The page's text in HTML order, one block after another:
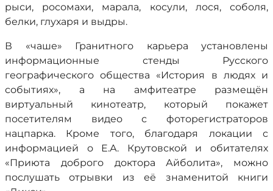
рыси, росомахи, марала, косули, лося, соболя,
белки, глухаря и выдры.
В «чаше» Гранитного карьера установлены
информационные стенды Русского
географического общества «История в людях и
событиях», а на амфитеатре размещён
виртуальный кинотеатр, который покажет
посетителям видео с фоторегистраторов
нацпарка. Кроме того, благодаря локации с
информацией о Е.А. Крутовской и обитателях
«Приюта доброго доктора Айболита», можно
послушать отрывки из её знаменитой книги